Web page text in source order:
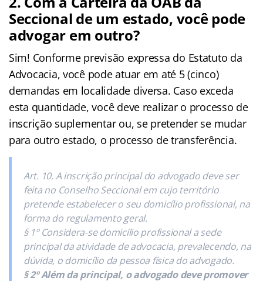
Seccional de um estado, você pode
advogar em outro?
Sim! Conforme previsão expressa do Estatuto da
Advocacia, você pode atuar em até 5 (cinco)
demandas em localidade diversa. Caso exceda
esta quantidade, você deve realizar o processo de
inscrição suplementar ou, se pretender se mudar
para outro estado, o processo de transferência.
Art. 10. A inscrição principal do advogado deve ser
feita no Conselho Seccional em cujo território
pretende estabelecer o seu domicílio profissional, na
forma do regulamento geral.
§ 1º Considera-se domicílio profissional a sede
principal da atividade de advocacia, prevalecendo, na
dúvida, o domicílio da pessoa física do advogado.
§ 2º Além da principal, o advogado deve promover